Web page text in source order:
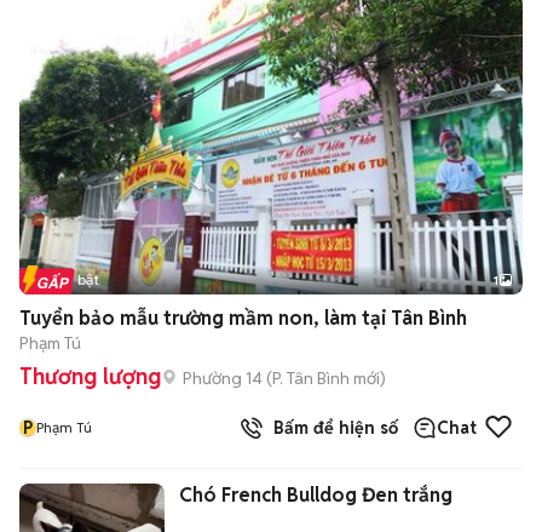
Tin nổi bật 1
Tuyển bảo mẫu trường mầm non, làm tại Tân Bình
Phạm Tú
Thương lượng Phường 14 (P. Tân Bình mới)
P Phạm Tú Bấm để hiện số Chat
Chó French Bulldog Đen trắng